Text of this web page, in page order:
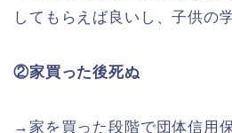
してもらえば良いし、子供の
②家買った後死ぬ
→家を買った段階で団体信用